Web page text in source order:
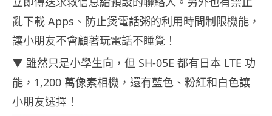
亂下載 Apps、防止煲電話粥的利用時間制限機能，
讓小朋友不會顧著玩電話不睡覺！
▼ 雖然只是小學生向，但 SH-05E 都有日本 LTE 功
能，1,200 萬像素相機，還有藍色、粉紅和白色讓
小朋友選擇！